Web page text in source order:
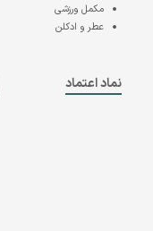
مکمل ورزشی
عطر و ادکلن
نماد اعتماد